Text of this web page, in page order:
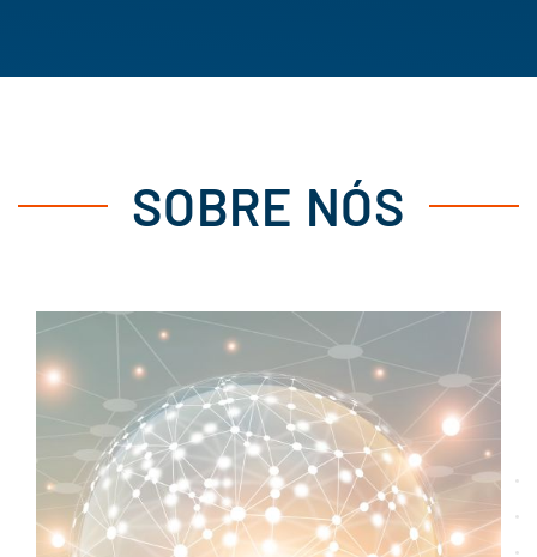
SOBRE NÓS